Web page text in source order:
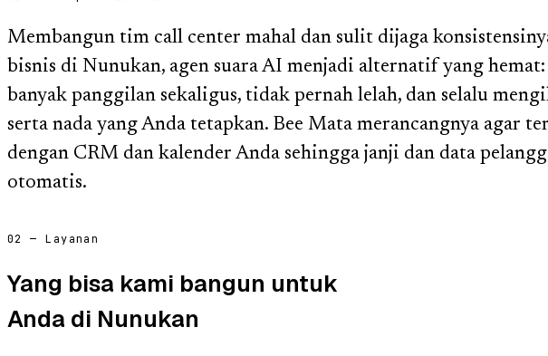
Membangun tim call center mahal dan sulit dijaga
bisnis di Nunukan, agen suara AI menjadi alternatif yang
banyak panggilan sekaligus, tidak pernah lelah, dan selalu
serta nada yang Anda tetapkan. Bee Mata merancangnya agar
dengan CRM dan kalender Anda sehingga janji dan data
otomatis.
02 — Layanan
Yang bisa kami bangun untuk
Anda di Nunukan